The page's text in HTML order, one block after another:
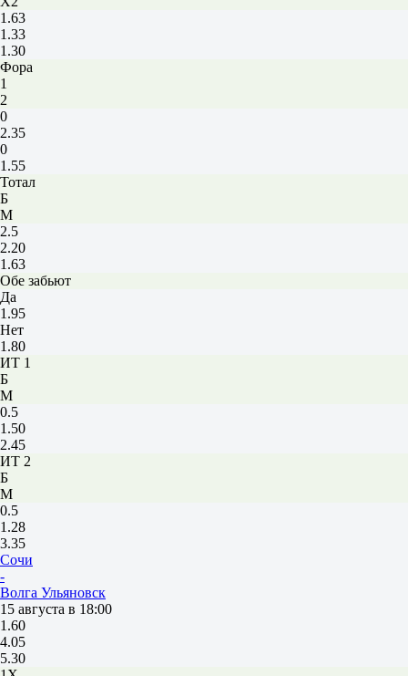
1.63
1.33
1.30
Фора
1
2
0
2.35
0
1.55
Тотал
Б
М
2.5
2.20
1.63
Обе забьют
Да
1.95
Нет
1.80
ИТ 1
Б
М
0.5
1.50
2.45
ИТ 2
Б
М
0.5
1.28
3.35
Сочи
-
Волга Ульяновск
15 августа в 18:00
1.60
4.05
5.30